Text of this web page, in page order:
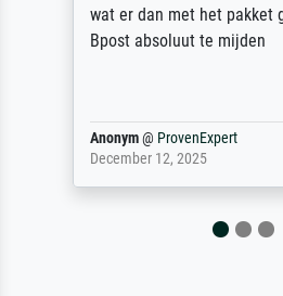
wat er dan met het pakket
Bpost absoluut te mijden
Anonym@ProvenExpert
December 12, 2025